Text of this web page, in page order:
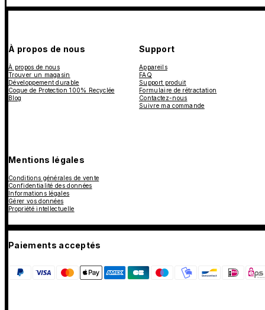
À propos de nous
À propos de nous
Trouver un magasin
Développement durable
Coque de Protection 100% Recyclée
Blog
Support
Appareils
FAQ
Support produit
Formulaire de rétractation
Contactez-nous
Suivre ma commande
Mentions légales
Conditions générales de vente
Confidentialité des données
Informations légales
Gérer vos données
Propriété intellectuelle
Paiements acceptés